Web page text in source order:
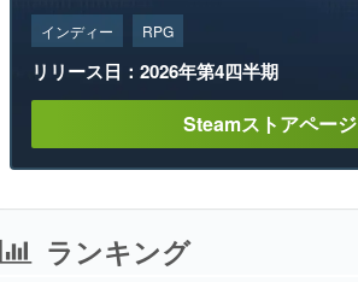
インディー RPG
リリース日：2026年第4四半期
Steamストアページ
ランキング